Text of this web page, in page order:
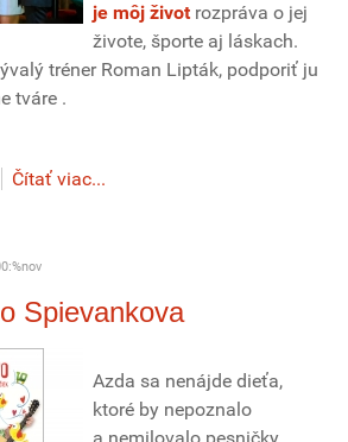
je môj život rozpráva o jej
živote, športe aj láskach.
tréner Roman Lipták, podporiť ju
tváre .
Čítať viac...
Spievankova
Azda sa nenájde dieťa,
ktoré by nepoznalo